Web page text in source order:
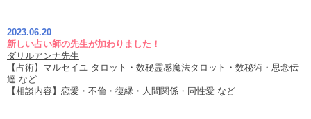
2023.06.20
新しい占い師の先生が加わりました！
ダリルアンナ先生
【占術】マルセイユ タロット・数秘霊感魔法タロット・数秘術・思念伝
達 など
【相談内容】恋愛・不倫・復縁・人間関係・同性愛 など